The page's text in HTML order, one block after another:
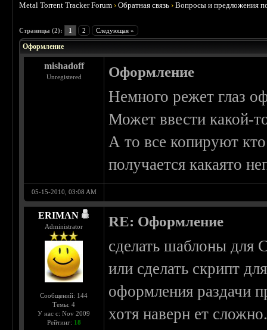
Metal Torrent Tracker Forum ›Обратная связь ›Вопросы и предложения
Страницы (2): 1 2 Следующая »
Оформление
mishadoff
Unregistered Оформление
Немного режет глаз
Может ввести какой-
А то все копируют
получается какаято
05-15-2010, 03:08 AM
ERIMAN
Administrator
Сообщений: 144
Темы: 4
У нас с: Nov 2009
Рейтинг: 18
RE: Оформление
сделать шаблоны для
или сделать скрипт
оформления раздачи
хотя наверн ет